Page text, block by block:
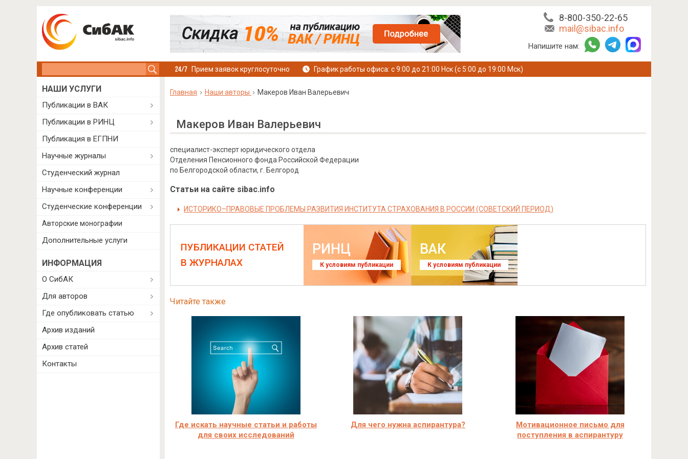
8-800-350-22-65
mail@sibac.info
Напишите нам:
Прием заявок круглосуточно График работы офиса: с 9:00 до 21:00 Нск (с 5:00 до 19:00 Мск)
Главная Наши авторы Макеров Иван Валерьевич
Макеров Иван Валерьевич
специалист-эксперт юридического отдела
Отделения Пенсионного фонда Российской Федерации
по Белгородской области, г. Белгород
Статьи на сайте sibac.info
ИСТОРИКО–ПРАВОВЫЕ ПРОБЛЕМЫ РАЗВИТИЯ ИНСТИТУТА СТРАХОВАНИЯ В РОССИИ (СОВЕТСКИЙ ПЕРИОД)
ПУБЛИКАЦИИ СТАТЕЙ
В ЖУРНАЛАХ
РИНЦ
К условиям публикации
ВАК
К условиям публикации
Читайте также
Где искать научные статьи и работы
для своих исследований
Для чего нужна аспирантура?
Мотивационное письмо для
поступления в аспирантуру
НАШИ УСЛУГИ
Публикации в ВАК
Публикации в РИНЦ
Публикация в ЕГПНИ
Научные журналы
Студенческий журнал
Научные конференции
Студенческие конференции
Авторские монографии
Дополнительные услуги
ИНФОРМАЦИЯ
О СибАК
Для авторов
Где опубликовать статью
Архив изданий
Архив статей
Контакты